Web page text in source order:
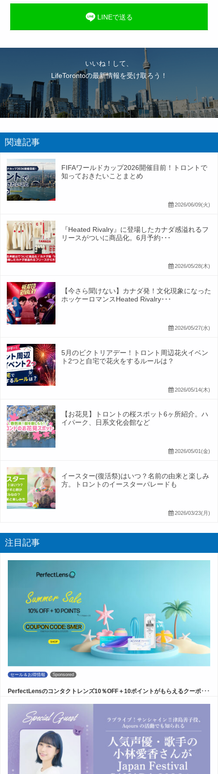
LINEで送る
いいね！して、
LifeTorontoの最新情報を受け取ろう！
関連記事
FIFAワールドカップ2026開催目前！トロントで
知っておきたいことまとめ
2026/06/09(火)
『Heated Rivalry』に登場したカナダ感溢れるフ
リースがついに商品化。6月予約･･･
2026/05/28(木)
【今さら聞けない】カナダ発！文化現象になった
ホッケーロマンスHeated Rivalry･･･
2026/05/27(水)
5月のビクトリアデー！トロント周辺花火イベン
ト2つと自宅で花火をするルールは？
2026/05/14(木)
【お花見】トロントの桜スポット6ヶ所紹介。ハ
イパーク、日系文化会館など
2026/05/01(金)
イースター(復活祭)はいつ？名前の由来と楽しみ
方。トロントのイースターパレードも
2026/03/23(月)
注目記事
セール＆お得情報 Sponsored
PerfectLensのコンタクトレンズ10％OFF＋10ポイントがもらえるクーポ･･･